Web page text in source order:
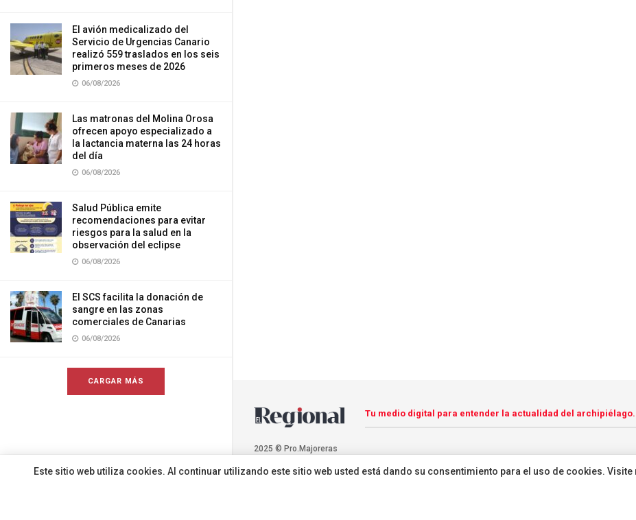
El avión medicalizado del
Servicio de Urgencias Canario
realizó 559 traslados en los seis
primeros meses de 2026
06/08/2026
Las matronas del Molina Orosa
ofrecen apoyo especializado a
la lactancia materna las 24 horas
del día
06/08/2026
Salud Pública emite
recomendaciones para evitar
riesgos para la salud en la
observación del eclipse
06/08/2026
El SCS facilita la donación de
sangre en las zonas
comerciales de Canarias
06/08/2026
CARGAR MÁS
2025 © Pro.Majoreras
Tu medio digital para entender la actualidad del archipiélago.
Este sitio web utiliza cookies. Al continuar utilizando este sitio web usted está dando su consentimiento para el uso de cookies. Visite